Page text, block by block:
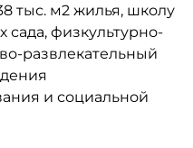
тыс. м2 жилья, школу
сада, физкультурно-
развлекательный
и социальной